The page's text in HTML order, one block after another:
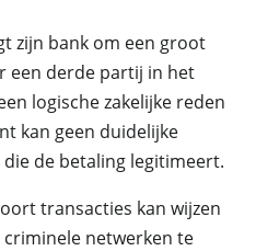
zijn bank om een groot
een derde partij in het
logische zakelijke reden
kan geen duidelijke
de betaling legitimeert.
transacties kan wijzen
netwerken te